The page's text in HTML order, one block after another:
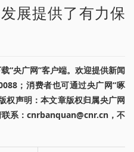
展提供了有力保
“央广网”客户端。欢迎提供新闻
；消费者也可通过央广网“啄
权声明：本文章版权归属央广网
联系：cnrbanquan@cnr.cn，不